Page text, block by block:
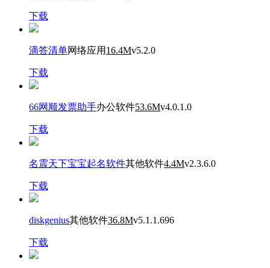
下载
滴答清单网络应用 16.4Mv5.2.0
下载
66网顺发票助手办公软件53.6Mv4.0.1.0
下载
名震天下宝宝起名软件其他软件4.4Mv2.3.6.0
下载
diskgenius其他软件36.8Mv5.1.1.696
下载